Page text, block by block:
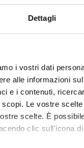
Dettagli
i vostri dati
alle informazioni
e i contenuti,
Le vostre
scelte. È
clic sull'icona
Cultural Anthropology (m)